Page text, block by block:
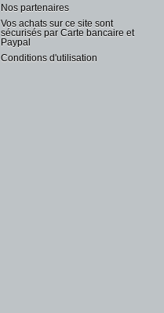
Nos partenaires
Vos achats sur ce site sont
sécurisés par Carte bancaire et
Paypal
Conditions d'utilisation